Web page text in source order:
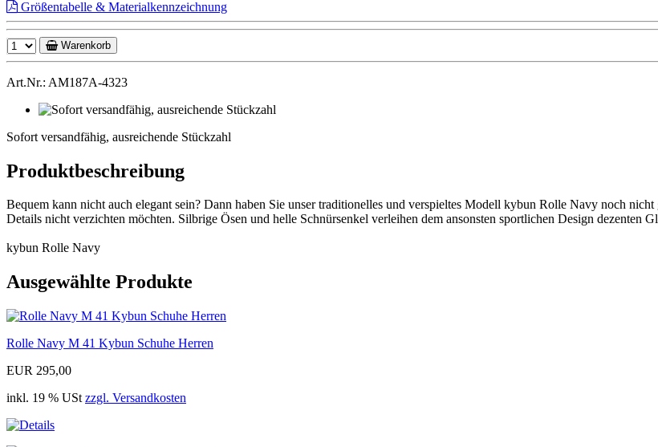
Größentabelle & Materialkennzeichnung
Warenkorb
Art.Nr.: AM187A-4323
Sofort versandfähig, ausreichende Stückzahl
Produktbeschreibung
Bequem kann nicht auch elegant sein? Dann haben Sie unser traditionelles und verspieltes Modell kybun Rolle Navy noch
Details nicht verzichten möchten. Silbrige Ösen und helle Schnürsenkel verleihen dem ansonsten sportlichen Design
kybun Rolle Navy
Ausgewählte Produkte
Rolle Navy M 41 Kybun Schuhe Herren
EUR 295,00
inkl. 19 % USt zzgl. Versandkosten